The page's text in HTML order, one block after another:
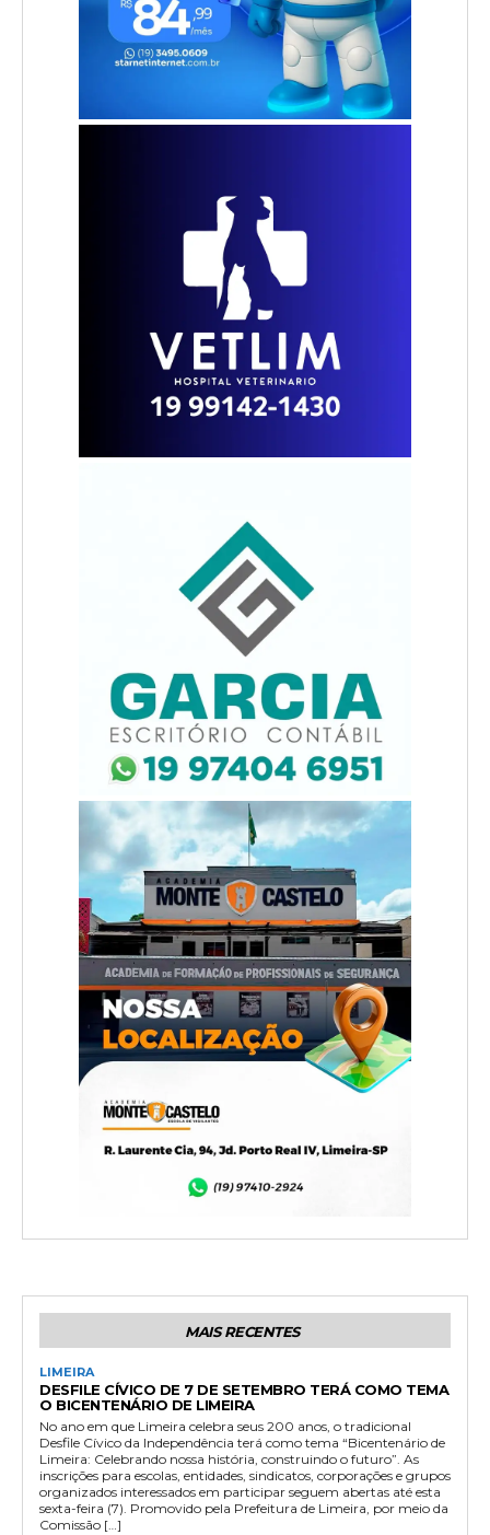
MAIS RECENTES
LIMEIRA
DESFILE CÍVICO DE 7 DE SETEMBRO TERÁ COMO TEMA
O BICENTENÁRIO DE LIMEIRA
No ano em que Limeira celebra seus 200 anos, o tradicional
Desfile Cívico da Independência terá como tema “Bicentenário de
Limeira: Celebrando nossa história, construindo o futuro”. As
inscrições para escolas, entidades, sindicatos, corporações e grupos
organizados interessados em participar seguem abertas até esta
sexta-feira (7). Promovido pela Prefeitura de Limeira, por meio da
Comissão […]